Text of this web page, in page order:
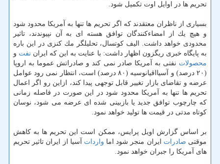
تحریم ها در اوایل اوت تكمیل شود.
بسیاری از ناظران معتقدند كه اگر تحریم ها تنها به آمریكا محدود شود
و هیچ یك از امضاءكنندگان توافق هسته ای به آن نپیوندند، تاثیر
محدودی خواهد داشت. الیف كوتسال، تحلیلگر مك كنزی در این باره
به پایگاه خبری ریگزون اظهار داشت: با عنایت به این كه ایران نفت و
محصولات نفتی به آمریكا صادر نمی كند و صادراتش عموما به اروپا
(۲۰ درصد) و آسیااقیانوسیه (۸۰ درصد) است، انتظار نمی رود عوامل
عرضه و تقاضای بازار تغییر قابل توجهی پیدا كند، ازاین رو اگر اعمال
تحریم ها تنها به آمریكا محدود شود در این صورت در فاصله زمانی
كه چارچوب توافق جدید یا بازبینی شده ای عرضه می شود، نوسان
كوتاه مدتی در قیمت ها تولید خواهد نمود.
بر اساس گزارش اویل پرایس، ممكن است این تحریم ها به كاهش
موقتی صادرات ایران منجر شود اما واردات آسیا از ایران تاثیر تحریم
های آمریكا را جبران خواهد نمود.